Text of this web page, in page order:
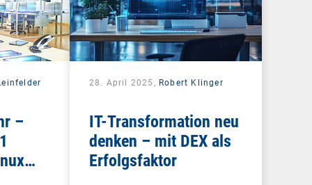
28. April 2025, Robert Klinger
IT-Transformation neu
denken – mit DEX als
Erfolgsfaktor